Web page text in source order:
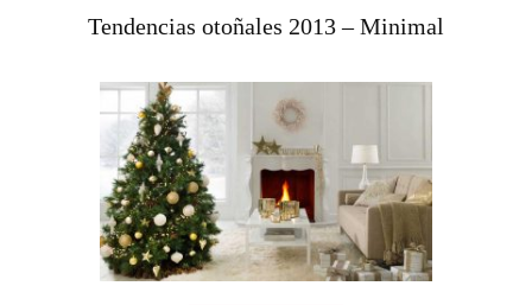
Tendencias otoñales 2013 – Minimal